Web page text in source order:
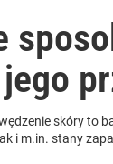
skóry to
i m.in. stany